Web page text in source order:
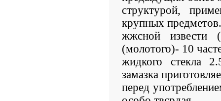
структурой,
крупных
жжсной извести
(молотого)- 10
жидкого стекла
замазка
перед